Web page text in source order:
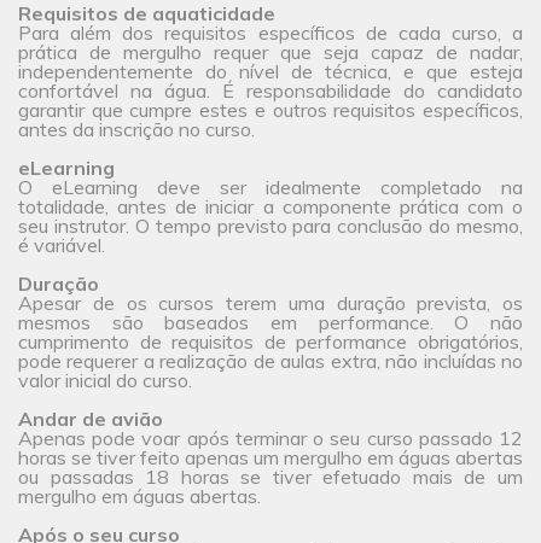
Requisitos de aquaticidade
Para além dos requisitos específicos de cada curso, a
prática de mergulho requer que seja capaz de nadar,
independentemente do nível de técnica, e que esteja
confortável na água. É responsabilidade do candidato
garantir que cumpre estes e outros requisitos específicos,
antes da inscrição no curso.
eLearning
O eLearning deve ser idealmente completado na
totalidade, antes de iniciar a componente prática com o
seu instrutor. O tempo previsto para conclusão do mesmo,
é variável.
Duração
Apesar de os cursos terem uma duração prevista, os
mesmos são baseados em performance. O não
cumprimento de requisitos de performance obrigatórios,
pode requerer a realização de aulas extra, não incluídas no
valor inicial do curso.
Andar de avião
Apenas pode voar após terminar o seu curso passado 12
horas se tiver feito apenas um mergulho em águas abertas
ou passadas 18 horas se tiver efetuado mais de um
mergulho em águas abertas.
Após o seu curso